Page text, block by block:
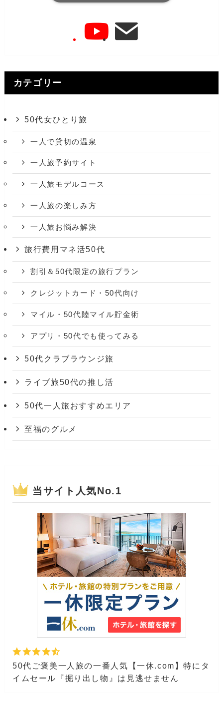
カテゴリー
50代女ひとり旅
一人で貸切の温泉
一人旅予約サイト
一人旅モデルコース
一人旅の楽しみ方
一人旅お悩み解決
旅行費用マネ活50代
割引＆50代限定の旅行プラン
クレジットカード・50代向け
マイル・50代陸マイル貯金術
アプリ・50代でも使ってみる
50代クラブラウンジ旅
ライブ旅50代の推し活
50代一人旅おすすめエリア
至福のグルメ
当サイト人気No.1
50代ご褒美一人旅の一番人気【一休.com】特にタ
イムセール『掘り出し物』は見逃せません